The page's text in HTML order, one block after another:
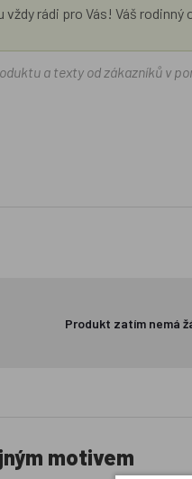
vždy rádi pro Vás! Váš rodinný
a texty od zákazníků v
Produkt zatím nemá
motivem